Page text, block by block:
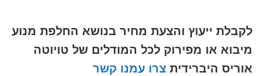
לקבלת ייעוץ והצעת מחיר בנושא החלפת מנוע
מיבוא או מפירוק לכל המודלים של טויוטה
אוריס היברידית צרו עמנו קשר